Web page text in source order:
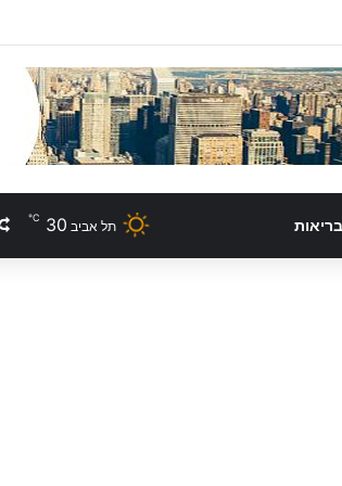
בריאות תל אביב 30
℃